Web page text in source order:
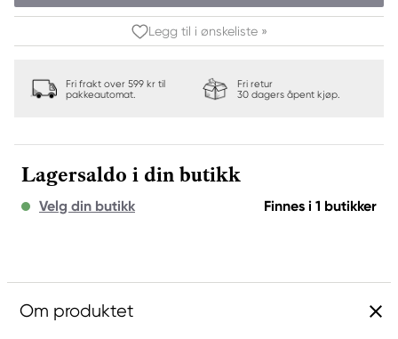
Legg til i ønskeliste »
Fri frakt over 599 kr til
pakkeautomat.
Fri retur
30 dagers åpent kjøp.
Lagersaldo i din butikk
Velg din butikk Finnes i 1 butikker
Om produktet